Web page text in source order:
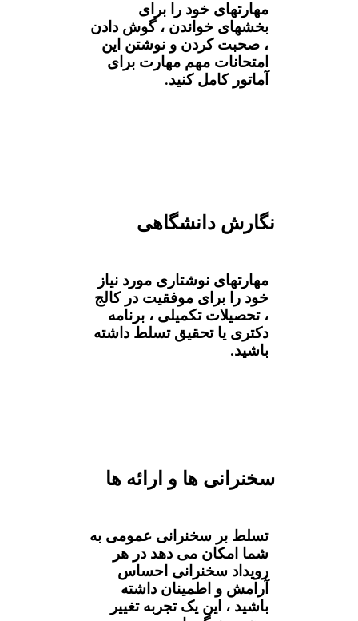
مهارتهای خود را برای
بخشهای خواندن ، گوش دادن
، صحبت کردن و نوشتن این
امتحانات مهم مهارت برای
آماتور کامل کنید.
نگارش دانشگاهی
مهارتهای نوشتاری مورد نیاز
خود را برای موفقیت در کالج
، تحصیلات تکمیلی ، برنامه
دکتری یا تحقیق تسلط داشته
باشید.
سخنرانی ها و ارائه ها
تسلط بر سخنرانی عمومی به
شما امکان می دهد در هر
رویداد سخنرانی احساس
آرامش و اطمینان داشته
باشید ، این یک تجربه تغییر